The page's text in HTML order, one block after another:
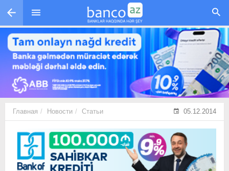
Перейти к основному содержанию
Главная Новости Статьи 05.12.2014